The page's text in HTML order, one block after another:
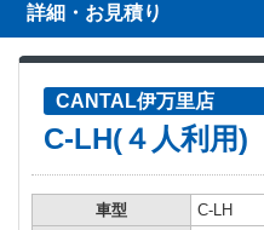
詳細・お見積り
CANTAL伊万里店
C-LH(４人利用)
車型
C-LH